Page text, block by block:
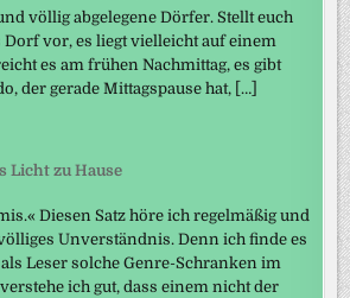
völlig abgelegene Dörfer. Stellt euch
vor, es liegt vielleicht auf einem
es am frühen Nachmittag, es gibt
der gerade Mittagspause hat, […]
Licht zu Hause
Diesen Satz höre ich regelmäßig und
Unverständnis. Denn ich finde es
Leser solche Genre-Schranken im
ich gut, dass einem nicht der